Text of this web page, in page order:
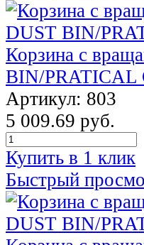
Корзина с
BIN/PRATICAL
Артикул: 803
5 009.69 руб.
Купить в 1 клик
Быстрый